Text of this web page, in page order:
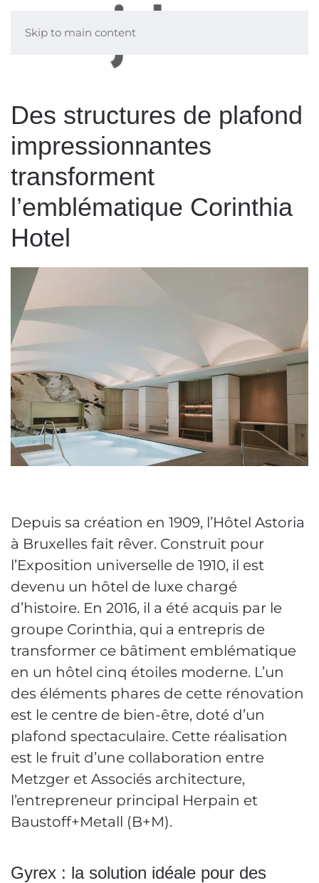
Skip to main content
Des structures de plafond
impressionnantes
transforment
l’emblématique Corinthia
Hotel
Depuis sa création en 1909, l’Hôtel Astoria
à Bruxelles fait rêver. Construit pour
l’Exposition universelle de 1910, il est
devenu un hôtel de luxe chargé
d’histoire. En 2016, il a été acquis par le
groupe Corinthia, qui a entrepris de
transformer ce bâtiment emblématique
en un hôtel cinq étoiles moderne. L’un
des éléments phares de cette rénovation
est le centre de bien-être, doté d’un
plafond spectaculaire. Cette réalisation
est le fruit d’une collaboration entre
Metzger et Associés architecture,
l’entrepreneur principal Herpain et
Baustoff+Metall (B+M).
Gyrex : la solution idéale pour des